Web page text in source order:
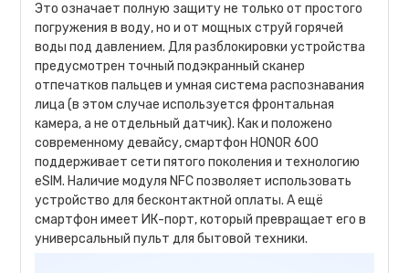
Это означает полную защиту не только от простого
погружения в воду, но и от мощных струй горячей
воды под давлением. Для разблокировки устройства
предусмотрен точный подэкранный сканер
отпечатков пальцев и умная система распознавания
лица (в этом случае используется фронтальная
камера, а не отдельный датчик). Как и положено
современному девайсу, смартфон HONOR 600
поддерживает сети пятого поколения и технологию
eSIM. Наличие модуля NFC позволяет использовать
устройство для бесконтактной оплаты. А ещё
смартфон имеет ИК-порт, который превращает его в
универсальный пульт для бытовой техники.